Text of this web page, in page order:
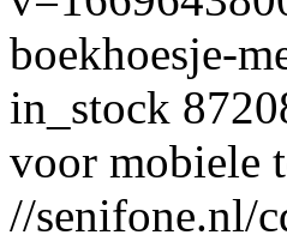
boekhoesje-
in_stock
voor mobiele
//senifone.nl/